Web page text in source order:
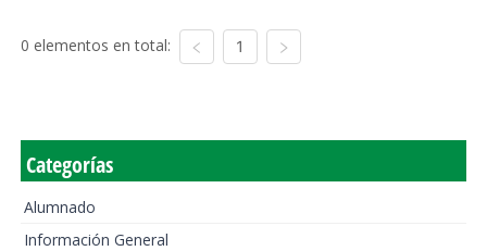
0 elementos en total: 1
Categorías
Alumnado
Información General